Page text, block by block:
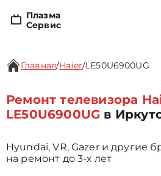
Плазма
Сервис
Главная/Haier/LE50U6900UG
Ремонт телевизора
LE50U6900UG в
Hyundai, VR, Gazer и другие
на ремонт до 3-х лет